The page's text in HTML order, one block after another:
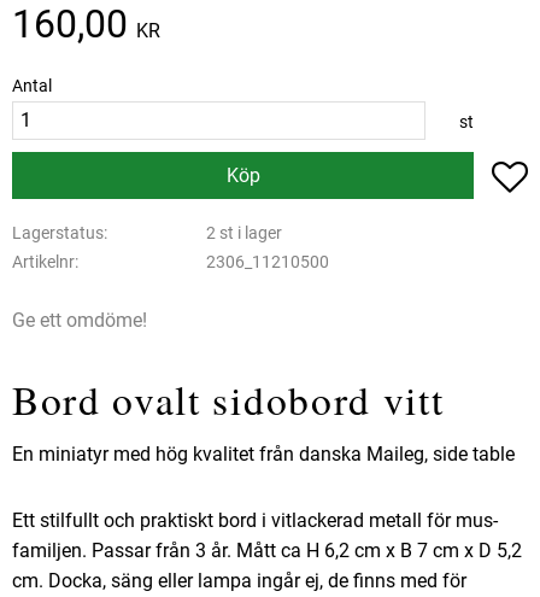
160,00 KR
Antal
st
Köp
Lagerstatus
2 st i lager
Artikelnr
2306_11210500
Ge ett omdöme!
Bord ovalt sidobord vitt
En miniatyr med hög kvalitet från danska Maileg, side table
Ett stilfullt och praktiskt bord i vitlackerad metall för mus-
familjen. Passar från 3 år. Mått ca H 6,2 cm x B 7 cm x D 5,2
cm. Docka, säng eller lampa ingår ej, de finns med för